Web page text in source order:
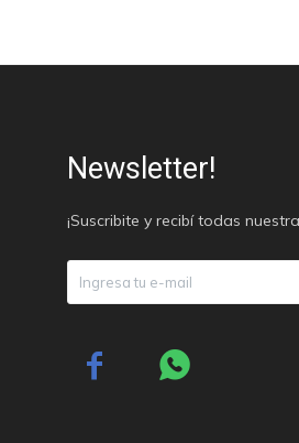
Newsletter!
¡Suscribite y recibí todas
 